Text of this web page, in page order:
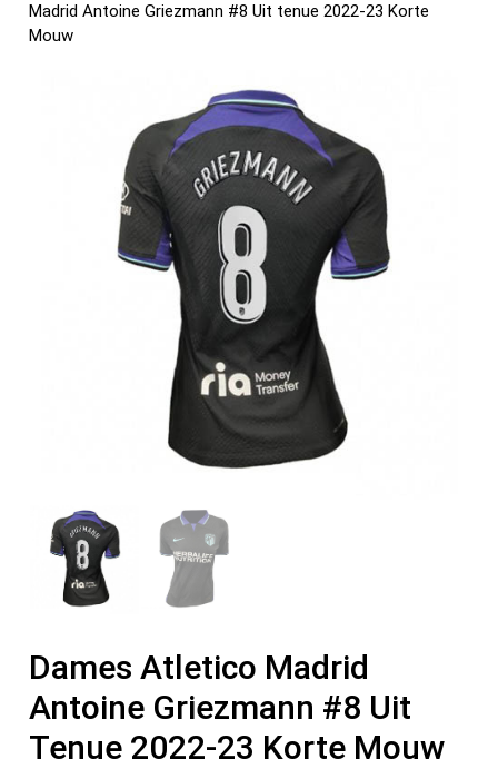
Madrid Antoine Griezmann #8 Uit tenue 2022-23 Korte
Mouw
Dames Atletico Madrid
Antoine Griezmann #8 Uit
Tenue 2022-23 Korte Mouw